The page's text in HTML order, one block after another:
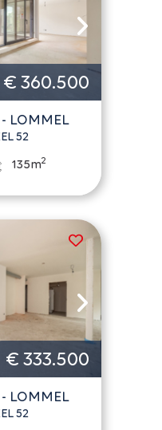
€ 360.500
LOMMEL
52
135m2
€ 333.500
LOMMEL
52